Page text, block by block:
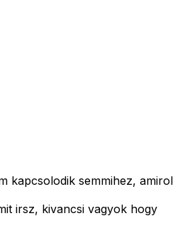
kapcsolodik semmihez, amirol
irsz, kivancsi vagyok hogy